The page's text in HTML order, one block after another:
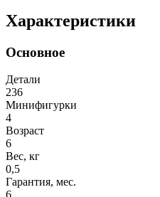
Характеристики
Основное
Детали
236
Минифигурки
4
Возраст
6
Вес, кг
0,5
Гарантия, мес.